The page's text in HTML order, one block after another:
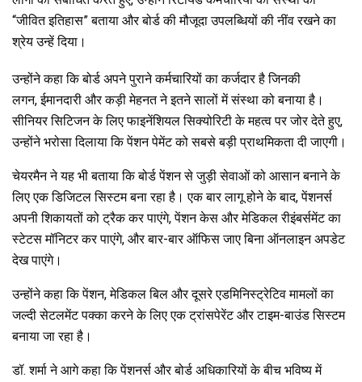
k
p
“जीवित इतिहास” बताया और बोर्ड की मौजूदा उपलब्धियों की नींव रखने का
श्रेय उन्हें दिया।
उन्होंने कहा कि बोर्ड अपने पुराने कर्मचारियों का कर्जदार है जिनकी
लगन, ईमानदारी और कड़ी मेहनत ने इतने सालों में संस्था को बनाया है।
सीनियर सिटिजन के लिए फाइनेंशियल सिक्योरिटी के महत्व पर जोर देते हुए,
उन्होंने भरोसा दिलाया कि पेंशन पेमेंट को सबसे बड़ी प्राथमिकता दी जाएगी।
चेयरमैन ने यह भी बताया कि बोर्ड पेंशन से जुड़ी सेवाओं को आसान बनाने के
लिए एक डिजिटल सिस्टम बना रहा है। एक बार लागू होने के बाद, पेंशनर्स
अपनी शिकायतों को ट्रैक कर पाएंगे, पेंशन केस और मेडिकल रीइंबर्समेंट का
स्टेटस मॉनिटर कर पाएंगे, और बार-बार ऑफिस जाए बिना ऑनलाइन अपडेट
देख पाएंगे।
उन्होंने कहा कि पेंशन, मेडिकल बिल और दूसरे एडमिनिस्ट्रेटिव मामलों का
जल्दी सेटलमेंट पक्का करने के लिए एक ट्रांसपेरेंट और टाइम-बाउंड सिस्टम
बनाया जा रहा है।
डॉ. शर्मा ने आगे कहा कि पेंशनर्स और बोर्ड अधिकारियों के बीच भविष्य में